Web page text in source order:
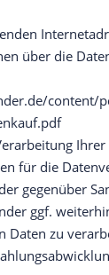
über die
content/
für die
gegenüber
ggf.
Daten zu